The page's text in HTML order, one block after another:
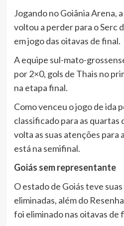
Jogando no Goiânia Arena,
voltou a perder para o Serc
em jogo das oitavas de final.
A equipe sul-mato-
por 2×0, gols de Thais no
na etapa final.
Como venceu o jogo de ida
classificado para as quartas
volta as suas atenções para
está na semifinal.
Goiás sem representante
O estado de Goiás teve
eliminadas, além do
foi eliminado nas oitavas de